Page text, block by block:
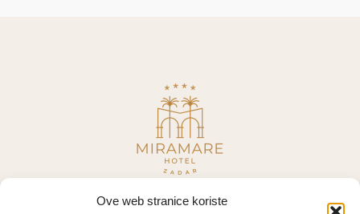
Ove web stranice koriste